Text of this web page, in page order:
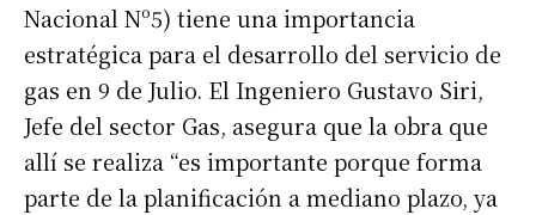
Nacional Nº5) tiene una importancia
estratégica para el desarrollo del servicio de
gas en 9 de Julio. El Ingeniero Gustavo Siri,
Jefe del sector Gas, asegura que la obra que
allí se realiza “es importante porque forma
parte de la planificación a mediano plazo, ya